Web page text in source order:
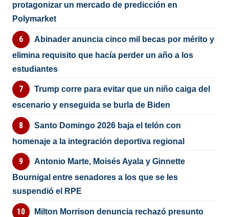
protagonizar un mercado de predicción en
Polymarket
Abinader anuncia cinco mil becas por mérito y
elimina requisito que hacía perder un año a los
estudiantes
Trump corre para evitar que un niño caiga del
escenario y enseguida se burla de Biden
Santo Domingo 2026 baja el telón con
homenaje a la integración deportiva regional
Antonio Marte, Moisés Ayala y Ginnette
Bournigal entre senadores a los que se les
suspendió el RPE
Milton Morrison denuncia rechazó presunto